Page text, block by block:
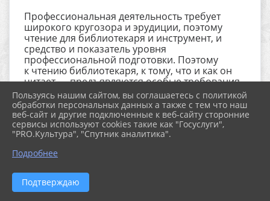
Профессиональная деятельность требует
широкого кругозора и эрудиции, поэтому
чтение для библиотекаря и инструмент, и
средство и показатель уровня
профессиональной подготовки. Поэтому
к чтению библиотекаря, к тому, что и как он
читает — предъявляются особые требования.
Предлагаем Вас познакомиться с журналами,
которые выписываются в методическом
отделе в помощь работе специалистам.
Пользуясь нашим сайтом, вы соглашаетесь с политикой
обработки персональных данных а также с тем что наш
веб-сайт и другие подключенные к веб-сайту сторонние
сервисы используют cookies такие как "Госуслуги",
"PRO.Культура", "Спутник аналитика".
Подробнее
Подтверждаю